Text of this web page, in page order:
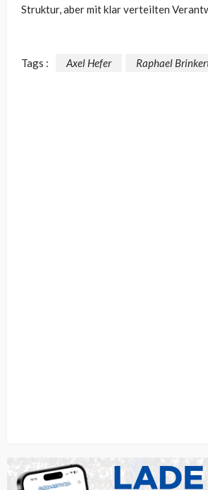
Struktur, aber mit klar verteilten
Tags : Axel Hefer Raphael